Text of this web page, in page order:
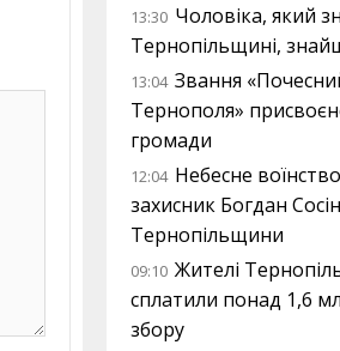
13:30 Чоловіка, який
Тернопільщині,
13:04 Звання
Тернополя»
громади
12:04 Небесне
захисник Богдан
Тернопільщини
09:10 Жителі
сплатили понад 1,6
збору